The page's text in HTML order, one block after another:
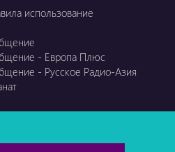
использование
- Европа Плюс
- Русское Радио-Азия